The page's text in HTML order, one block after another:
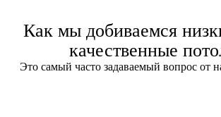
Как мы добиваемся
качественные
Это самый часто задаваемый вопрос от